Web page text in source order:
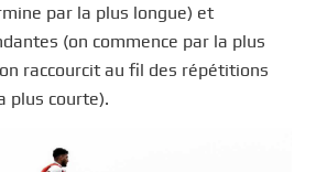
par la plus longue) et
(on commence par la plus
raccourcit au fil des répétitions
plus courte).